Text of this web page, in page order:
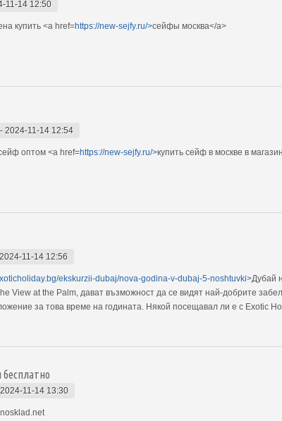
11-14 12:50
купить <a href=https://new-sejfy.ru/>сейфы москва</a>
- 2024-11-14 12:54
оптом <a href=https://new-sejfy.ru/>купить сейф в москве в
2024-11-14 12:56
ekskurzii-dubaj/nova-godina-v-dubaj-5-noshtuvki>Дубай
View at the Palm, дават възможност да се видят най-добрите
за това време на годината. Някой посещавал ли е с Exotic
2024-11-14 13:30